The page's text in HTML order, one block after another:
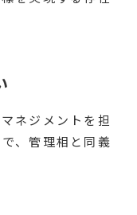
ネジメントを担
、管理相と同義